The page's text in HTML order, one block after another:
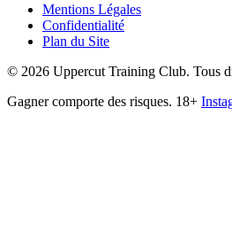
Mentions Légales
Confidentialité
Plan du Site
© 2026 Uppercut Training Club. Tous
Gagner comporte des risques. 18+